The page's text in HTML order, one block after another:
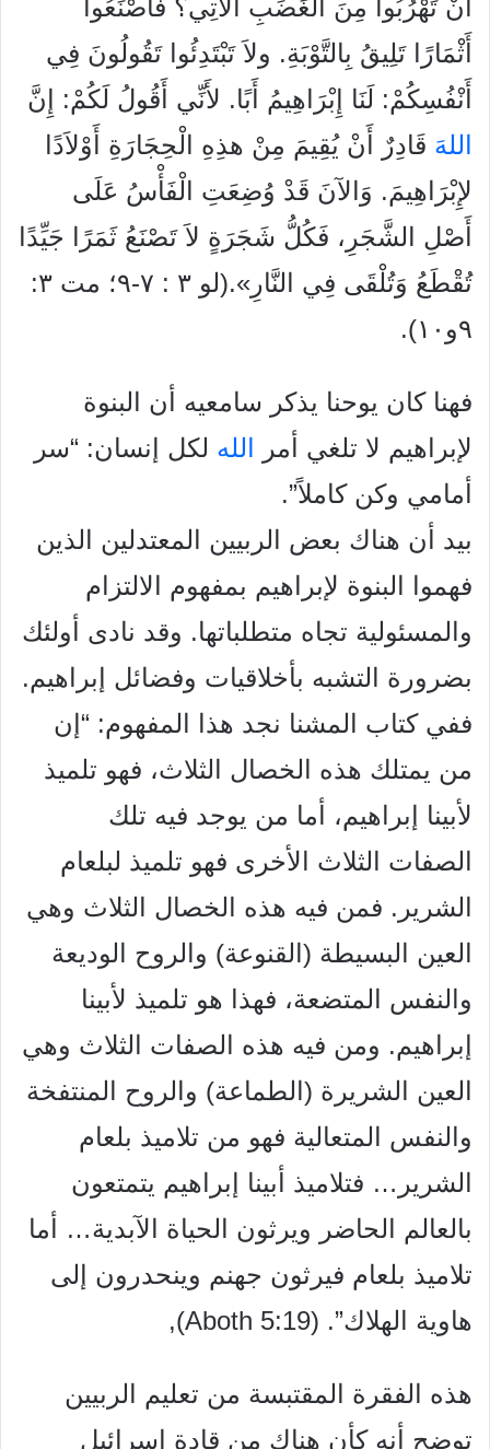
أَنْ تَهْرُبُوا مِنَ الْغَضَبِ الآتِي؟ فَاصْنَعُوا
أَثْمَارًا تَلِيقُ بِالتَّوْبَةِ. ولاَ تَبْتَدِئُوا تَقُولُونَ فِي
أَنْفُسِكُمْ: لَنَا إِبْرَاهِيمُ أَبًا. لأَنِّي أَقُولُ لَكُمْ: إِنَّ
الله َ قَادِرٌ أَنْ يُقِيمَ مِنْ هذِهِ الْحِجَارَةِ أَوْلاَدًا
لإِبْرَاهِيمَ. وَالآنَ قَدْ وُضِعَتِ الْفَأْسُ عَلَى
أَصْلِ الشَّجَرِ، فَكُلُّ شَجَرَةٍ لاَ تَصْنَعُ ثَمَرًا جَيِّدًا
تُقْطَعُ وَتُلْقَى فِي النَّارِ».(لو ٣ : ٧-٩؛ مت ٣:
٩و١٠).
فهنا كان يوحنا يذكر سامعيه أن البنوة
لإبراهيم لا تلغي أمر
الله لكل إنسان: “سر
أمامي وكن كاملاً”.
بيد أن هناك بعض الربيين المعتدلين الذين
فهموا البنوة لإبراهيم بمفهوم الالتزام
والمسئولية تجاه متطلباتها. وقد نادى أولئك
بضرورة التشبه بأخلاقيات وفضائل إبراهيم.
ففيكتاب المشنا نجد هذا المفهوم: “إن
من يمتلك هذه الخصال الثلاث، فهو تلميذ
لأبينا إبراهيم، أما من يوجد فيه تلك
الصفات الثلاث الأخرى فهو تلميذ لبلعام
الشرير. فمن فيه هذه الخصال الثلاث وهي
العين البسيطة (القنوعة) والروح الوديعة
والنفس المتضعة، فهذا هو تلميذ لأبينا
إبراهيم. ومن فيه هذه الصفات الثلاث وهي
العين الشريرة (الطماعة) والروح المنتفخة
والنفس المتعالية فهو من تلاميذ بلعام
الشرير… فتلاميذ أبينا إبراهيم يتمتعون
بالعالم الحاضر ويرثون الحياة الآبدية… أما
تلاميذ بلعام فيرثون جهنم وينحدرون إلى
هاوية الهلاك”. (5:19 Aboth),
هذه الفقرة المقتبسة من تعليم الربيين
توضح أنه كأن هناك من قادة إسرائيل